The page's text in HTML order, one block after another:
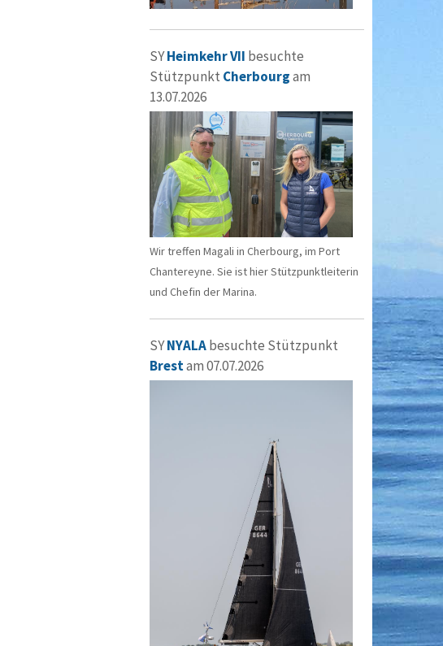
SYHeimkehr VII besuchte
Stützpunkt Cherbourgam
13.07.2026
Wir treffen Magali in Cherbourg, im Port
Chantereyne. Sie ist hier Stützpunktleiterin
und Chefin der Marina.
SYNYALAbesuchte Stützpunkt
Brestam 07.07.2026